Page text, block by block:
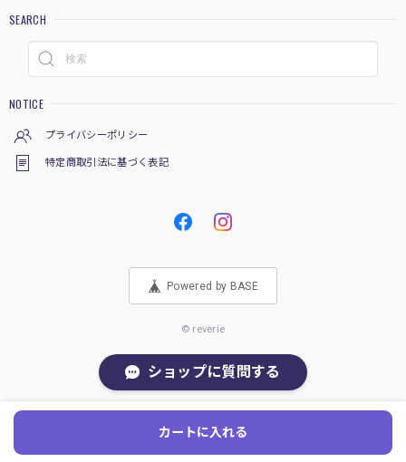
SEARCH
NOTICE
プライバシーポリシー
特定商取引法に基づく表記
Powered by BASE
© reverie
カートに入れる
ショップに質問する